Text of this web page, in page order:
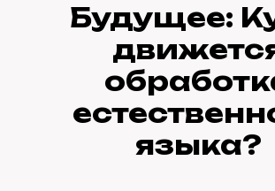
Будущее:
языка?